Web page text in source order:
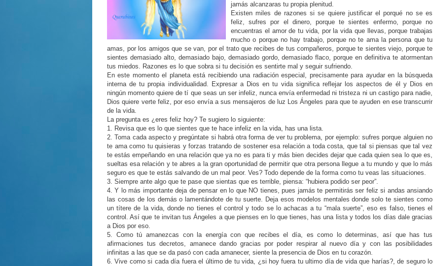
jamás alcanzaras tu propia plenitud.
Existen miles de razones si se quiere justificar el porqué no se es
feliz, sufres por el dinero, porque te sientes enfermo, porque no
encuentras el amor de tu vida, por la vida que llevas, porque trabajas
mucho o porque no hay trabajo, porque no te ama la persona que tu
amas, por los amigos que se van, por el trato que recibes de tus compañeros, porque te sientes viejo, porque te
sientes demasiado alto, demasiado bajo, demasiado gordo, demasiado flaco, porque en definitiva te atormentan
tus miedos. Razones es lo que sobra si tu decisión es sentirte mal y seguir sufriendo.
En este momento el planeta está recibiendo una radiación especial, precisamente para ayudar en la búsqueda
interna de tu propia individualidad. Expresar a Dios en tu vida significa reflejar los aspectos de él y Dios en
ningún momento quiere de tí que seas un ser infeliz, nunca envía enfermedad ni tristeza ni un castigo para nadie,
Dios quiere verte feliz, por eso envía a sus mensajeros de luz Los Ángeles para que te ayuden en ese transcurrir
de la vida.
La pregunta es ¿eres feliz hoy? Te sugiero lo siguiente:
1. Revisa que es lo que sientes que te hace infeliz en la vida, has una lista.
2. Toma cada aspecto y pregúntate si habrá otra forma de ver tu problema, por ejemplo: sufres porque alguien no
te ama como tu quisieras y forzas tratando de sostener esa relación a toda costa, que tal si piensas que tal vez
te estás empeñando en una relación que ya no es para ti y más bien decides dejar que cada quien sea lo que es,
sueltas esa relación y te abres a la gran oportunidad de permitir que otra persona llegue a tu mundo y que lo más
seguro es que te estás salvando de un mal peor. Ves? Todo depende de la forma como tu veas las situaciones.
3. Siempre ante algo que te pase que sientas que es terrible, piensa: “hubiera podido ser peor”.
4. Y lo más importante deja de pensar en lo que NO tienes, pues jamás te permitirás ser feliz si andas ansiando
las cosas de los demás o lamentándote de tu suerte. Deja esos modelos mentales donde solo te sientes como
un títere de la vida, donde no tienes el control y todo se lo achacas a tu “mala suerte”, eso es falso, tienes el
control. Así que te invitan tus Ángeles a que pienses en lo que tienes, has una lista y todos los días dale gracias
a Dios por eso.
5. Como tú amanezcas con la energía con que recibes el día, es como lo determinas, así que has tus
afirmaciones tus decretos, amanece dando gracias por poder respirar al nuevo día y con las posibilidades
infinitas a las que se da pasó con cada amanecer, siente la presencia de Dios en tu corazón.
6. Vive como si cada día fuera el último de tu vida, ¿si hoy fuera tu ultimo día de vida que harías?, de seguro lo